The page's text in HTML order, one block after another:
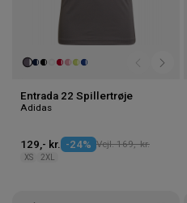
Entrada 22 Spillertrøje
Adidas
129,- kr. -24% Vejl. 169,- kr.
XS 2XL